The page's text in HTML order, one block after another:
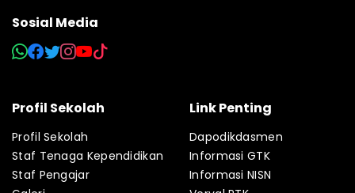
Sosial Media
Profil Sekolah
Profil Sekolah
Staf Tenaga Kependidikan
Staf Pengajar
Link Penting
Dapodikdasmen
Informasi GTK
Informasi NISN